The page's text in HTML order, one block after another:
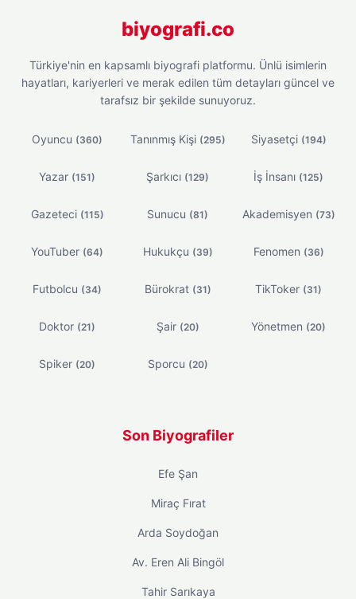
biyografi.co
Türkiye'nin en kapsamlı biyografi platformu. Ünlü isimlerin
hayatları, kariyerleri ve merak edilen tüm detayları güncel ve
tarafsız bir şekilde sunuyoruz.
Oyuncu (360) Tanınmış Kişi (295) Siyasetçi (194)
Yazar (151) Şarkıcı (129) İş İnsanı (125)
Gazeteci (115) Sunucu (81) Akademisyen (73)
YouTuber (64) Hukukçu (39) Fenomen (36)
Futbolcu (34) Bürokrat (31) TikToker (31)
Doktor (21) Şair (20) Yönetmen (20)
Spiker (20) Sporcu (20)
Son Biyografiler
Efe Şan
Miraç Fırat
Arda Soydoğan
Av. Eren Ali Bingöl
Tahir Sarıkaya